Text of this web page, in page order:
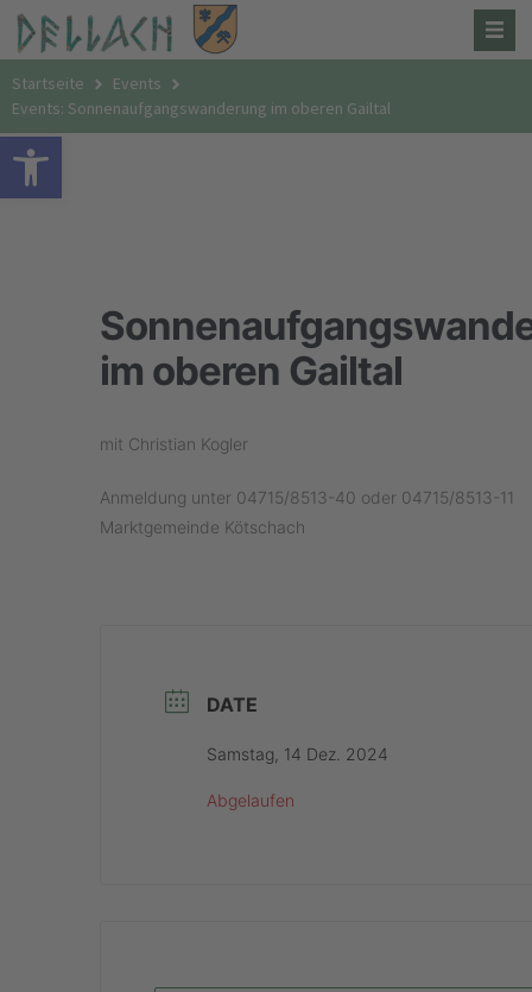
Open toolbar
Startseite
Events
Events: Sonnenaufgangswanderung im oberen Gailtal
im oberen Gailtal
mit Christian Kogler
Anmeldung unter 04715/8513-40 oder 04715/8513-11
Marktgemeinde Kötschach
DATE
Samstag, 14 Dez. 2024
Abgelaufen